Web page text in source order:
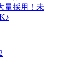
量採用！未